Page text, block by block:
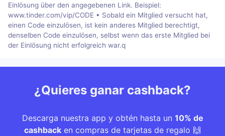
Einlösung über den angegebenen Link. Beispiel:
www.tinder.com/vip/CODE • Sobald ein Mitglied versucht hat,
einen Code einzulösen, ist kein anderes Mitglied berechtigt,
denselben Code einzulösen, selbst wenn das erste Mitglied bei
der Einlösung nicht erfolgreich war.q
¿Quieres ganar cashback?
Descarga nuestra app y obtén hasta un 10% de
cashback en compras de tarjetas de regalo 🙌